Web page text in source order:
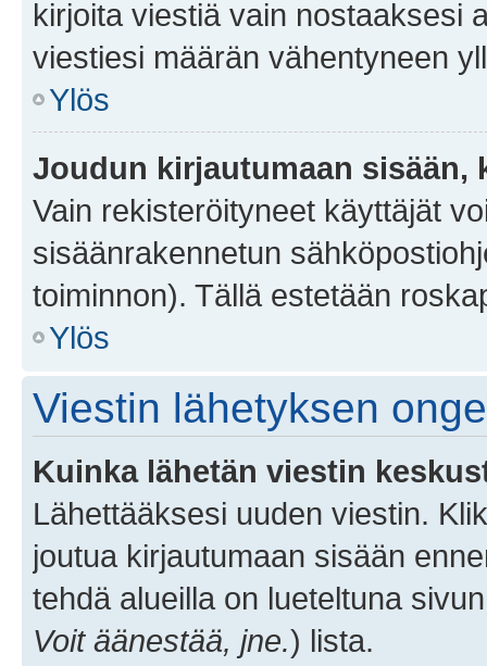
kirjoita viestiä vain nostaaksesi
viestiesi määrän vähentyneen
Ylös
Joudun kirjautumaan sisään,
Vain rekisteröityneet käyttäjät
sisäänrakennetun
toiminnon). Tällä estetään
Ylös
Viestin lähetyksen
Kuinka lähetän viestin
Lähettääksesi uuden viestin.
joutua kirjautumaan sisään
tehdä alueilla on lueteltuna
Voit äänestää, jne.) lista.